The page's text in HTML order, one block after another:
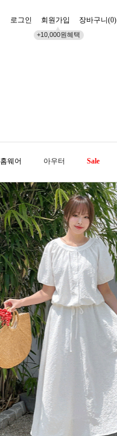
로그인 회원가입
+10,000원혜택
장바구니(0)
홈웨어 아우터 Sale